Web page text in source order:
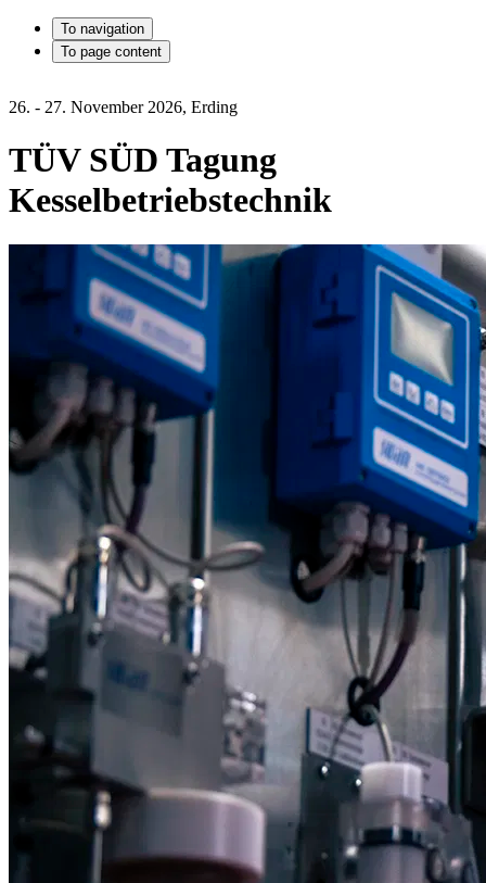
To navigation
To page content
26. - 27. November 2026, Erding
TÜV SÜD Tagung
Kesselbetriebstechnik